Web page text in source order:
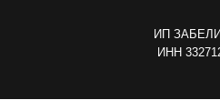
ИП
ИНН